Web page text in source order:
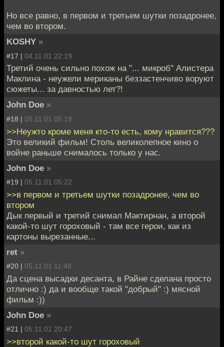
Но все равно, в первом и третьем шутки позадронее,
чем во втором.
KOSHY »
#17 | 04.11.01 22:19
Третий очень сильно похож на "... микроб" Алистера
Маклина - неужели мериканы беззастенчиво воруют
сюжеты... за давностью лет?!
John Doe »
#18 | 05.11.01 05:19
>>Неужто кроме меня кто-то есть, кому нравится???
Это великий фильм! Столь великолепное кино о
войне раньше снималось только у нас.
John Doe »
#19 | 05.11.01 05:22
>>в первом и третьем шутки позадронее, чем во
втором
Дык первый и третий снимал Мактирнан, а второй
какой-то шут гороховый - там все герои, как из
картоны вырезанные...
ret »
#20 | 05.11.01 11:48
Да сцена высадки десанта, в Райне сделана просто
отлично :) да и вообще такой "добрый" :) мясной
фильм :))
John Doe »
#21 | 05.11.01 20:47
>>второй какой-то шут гороховый